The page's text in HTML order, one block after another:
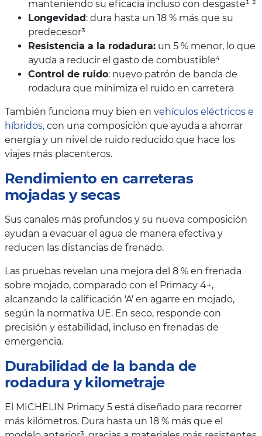
manteniendo su eficacia incluso con desgaste¹ ²
Longevidad : dura hasta un 18 % más que su
predecesor³
Resistencia a la rodadura: un 5 % menor, lo que
ayuda a reducir el gasto de combustible⁴
Control de ruido: nuevo patrón de banda de
rodadura que minimiza el ruido en carretera
También funciona muy bien en vehículos eléctricos e
híbridos, con una composición que ayuda a ahorrar
energía y un nivel de ruido reducido que hace los
viajes más placenteros.
Rendimiento en carreteras
mojadas y secas
Sus canales más profundos y su nueva composición
ayudan a evacuar el agua de manera efectiva y
reducen las distancias de frenado.
Las pruebas revelan una mejora del 8 % en frenada
sobre mojado, comparado con el Primacy 4+,
alcanzando la calificación 'A' en agarre en mojado,
según la normativa UE. En seco, responde con
precisión y estabilidad, incluso en frenadas de
emergencia.
Durabilidad de la banda de
rodadura y kilometraje
El MICHELIN Primacy 5 está diseñado para recorrer
más kilómetros. Dura hasta un 18 % más que el